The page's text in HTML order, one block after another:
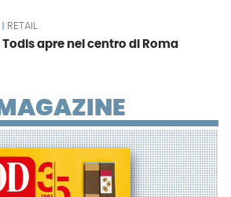
RETAIL
Todis apre nel centro di Roma
MAGAZINE